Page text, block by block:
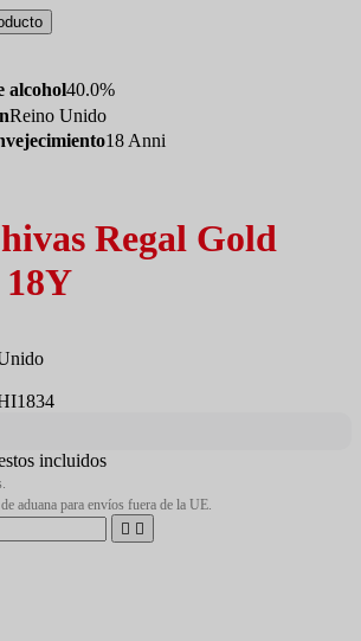
alcohol40.0%
Reino Unido
18 Anni
Regal Gold
incluidos
aduana para envíos fuera de la UE.
 